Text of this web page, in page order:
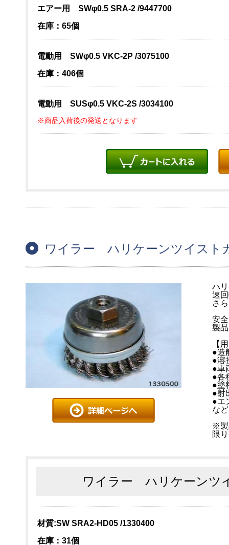
エアー用 SWφ0.5 SRA-2 /9447700
在庫：65個
電動用 SWφ0.5 VKC-2P /3075100
在庫：406個
電動用 SUSφ0.5 VKC-2S /3034100
※商品入荷後の発送となります
ワイラー ハリケーンツイスト
ハ
速
さ
安
製
【
●造
●溶
●車
●各
●塗
●射
●エ
など
※製
限
ワイラー ハリケーンツ
材質:SW SRA2-HD05 /1330400
在庫：31個